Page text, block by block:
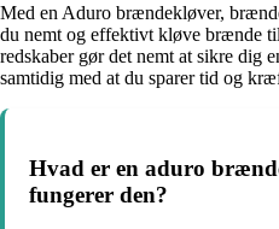
Med en Aduro brændekløver,
du nemt og effektivt kløve brænde
redskaber gør det nemt at sikre dig
samtidig med at du sparer tid og
Hvad er en aduro
fungerer den?